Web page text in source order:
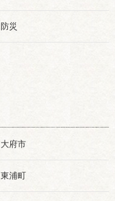
防災
大府市
東浦町